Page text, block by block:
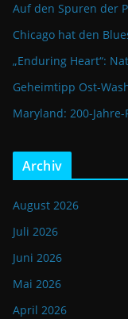
Auf den Spuren der
Chicago hat den
„Enduring Heart“:
Geheimtipp Ost-
Maryland: 200-
Archiv
August 2026
Juli 2026
Juni 2026
Mai 2026
April 2026